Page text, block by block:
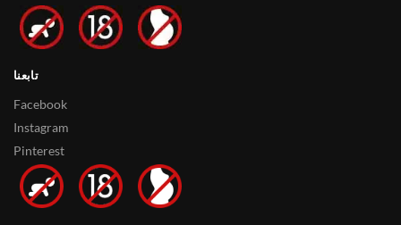
تابعنا
Facebook
Instagram
Pinterest